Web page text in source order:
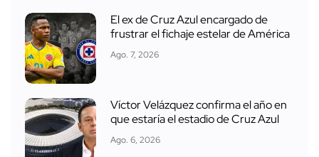
El ex de Cruz Azul encargado de
frustrar el fichaje estelar de América
Ago. 7, 2026
Víctor Velázquez confirma el año en
que estaría el estadio de Cruz Azul
Ago. 6, 2026